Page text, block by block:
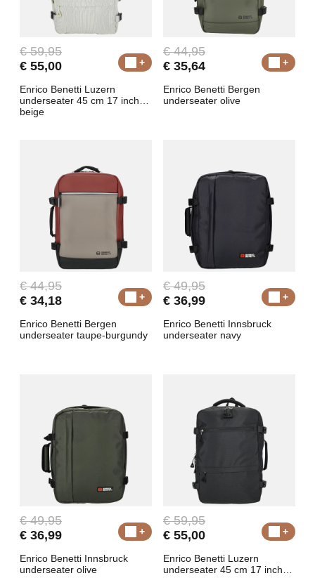
€ 59,95
€ 55,00
Enrico Benetti Luzern
underseater 45 cm 17 inch
beige
€ 44,95
€ 35,64
Enrico Benetti Bergen
underseater olive
€ 44,95
€ 34,18
Enrico Benetti Bergen
underseater taupe-burgundy
€ 49,95
€ 36,99
Enrico Benetti Innsbruck
underseater navy
€ 49,95
€ 36,99
Enrico Benetti Innsbruck
underseater olive
€ 59,95
€ 55,00
Enrico Benetti Luzern
underseater 45 cm 17 inch